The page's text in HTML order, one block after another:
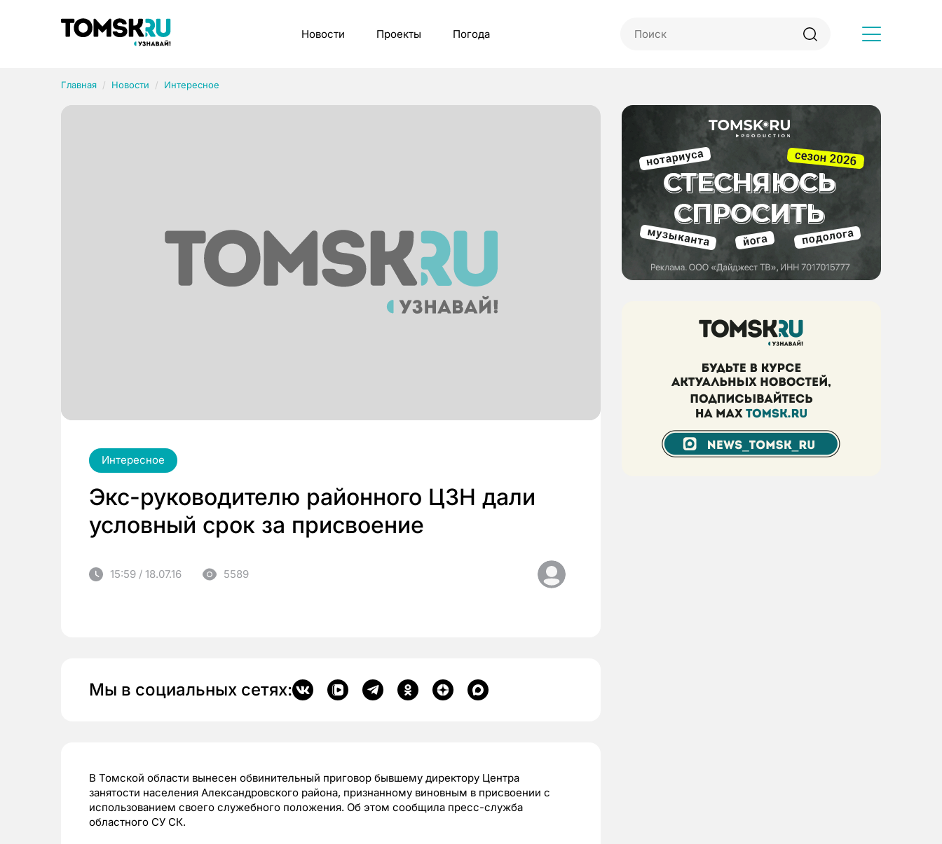
Новости Проекты Погода
Главная Новости Интересное
Интересное
Экс-руководителю районного ЦЗН дали
условный срок за присвоение
15:59 / 18.07.16 5589
Мы в социальных сетях:
В Томской области вынесен обвинительный приговор бывшему директору Центра
занятости населения Александровского района, признанному виновным в присвоении с
использованием своего служебного положения. Об этом сообщила пресс-служба
областного СУ СК.
Рубрики